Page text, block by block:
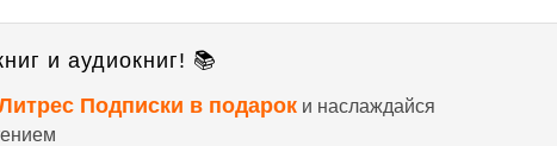
и аудиокниг! 📚
Подписки в подарок и наслаждайся